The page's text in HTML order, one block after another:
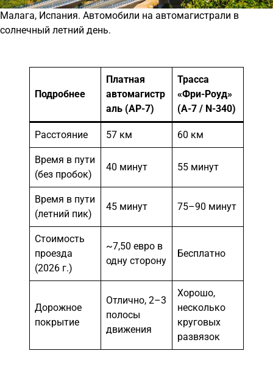
Малага, Испания. Автомобили на автомагистрали в
солнечный летний день.
Подробнее
Платная
автомагистр
аль (AP-7)
Трасса
«Фри-Роуд»
(A-7 / N-340)
Расстояние 57 км 60 км
Время в пути
(без пробок)
40 минут 55 минут
Время в пути
(летний пик)
45 минут 75–90 минут
Стоимость
проезда
(2026 г.)
~7,50 евро в
одну сторону
Бесплатно
Дорожное
покрытие
Отлично, 2–3
полосы
движения
Хорошо,
несколько
круговых
развязок